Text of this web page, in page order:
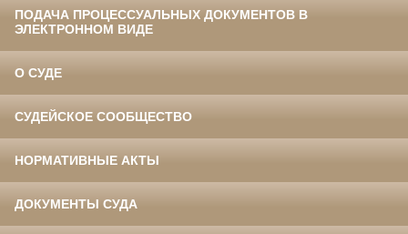
ПОДАЧА ПРОЦЕССУАЛЬНЫХ ДОКУМЕНТОВ В
ЭЛЕКТРОННОМ ВИДЕ
О СУДЕ
СУДЕЙСКОЕ СООБЩЕСТВО
НОРМАТИВНЫЕ АКТЫ
ДОКУМЕНТЫ СУДА